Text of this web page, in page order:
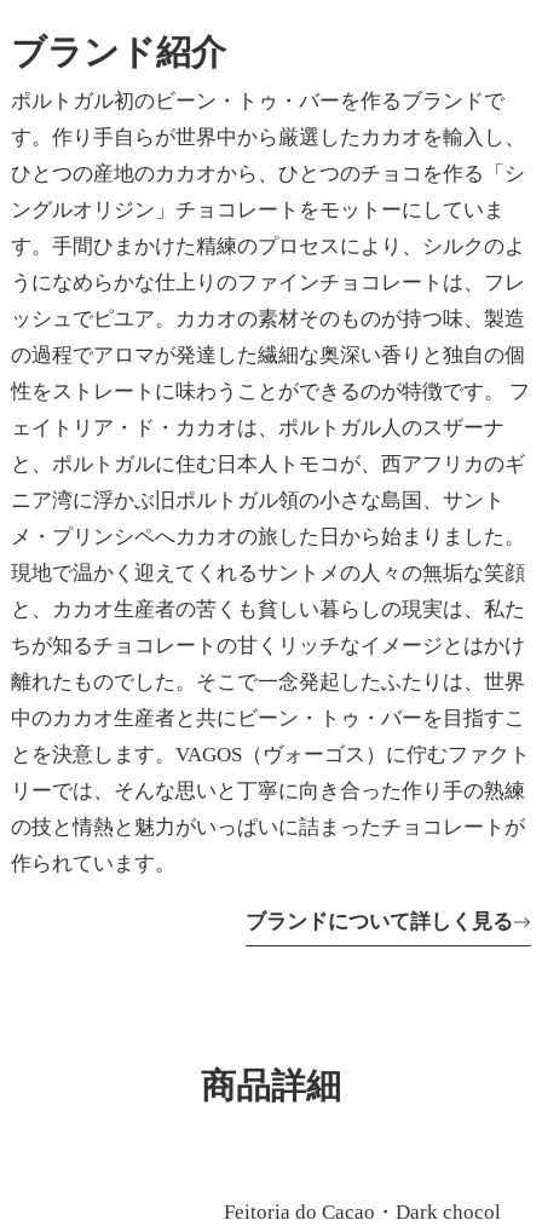
ブランド紹介
ポルトガル初のビーン・トゥ・バーを作るブランドで
す。作り手自らが世界中から厳選したカカオを輸入し、
ひとつの産地のカカオから、ひとつのチョコを作る「シ
ングルオリジン」チョコレートをモットーにしていま
す。手間ひまかけた精練のプロセスにより、シルクのよ
うになめらかな仕上りのファインチョコレートは、フレ
ッシュでピユア。カカオの素材そのものが持つ味、製造
の過程でアロマが発達した繊細な奥深い香りと独自の個
性をストレートに味わうことができるのが特徴です。 フ
ェイトリア・ド・カカオは、ポルトガル人のスザーナ
と、ポルトガルに住む日本人トモコが、西アフリカのギ
ニア湾に浮かぶ旧ポルトガル領の小さな島国、サント
メ・プリンシペへカカオの旅した日から始まりました。
現地で温かく迎えてくれるサントメの人々の無垢な笑顔
と、カカオ生産者の苦くも貧しい暮らしの現実は、私た
ちが知るチョコレートの甘くリッチなイメージとはかけ
離れたものでした。そこで一念発起したふたりは、世界
中のカカオ生産者と共にビーン・トゥ・バーを目指すこ
とを決意します。VAGOS（ヴォーゴス）に佇むファクト
リーでは、そんな思いと丁寧に向き合った作り手の熟練
の技と情熱と魅力がいっぱいに詰まったチョコレートが
作られています。
ブランドについて詳しく見る
商品詳細
Feitoria do Cacao・Dark chocol